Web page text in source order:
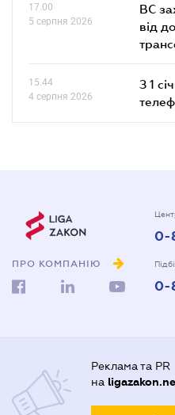
17.00
5 серпня 2026
ВС
від
15.44
4 серпня 2026
З 1
ПРО КОМПАНІЮ
0-
0-
Реклама та PR
на